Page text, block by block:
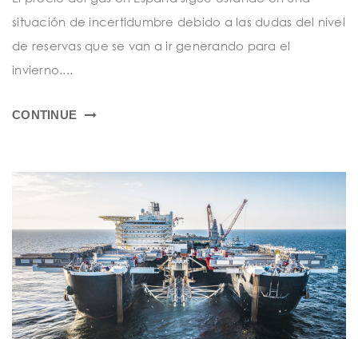
situación de incertidumbre debido a las dudas del nivel
de reservas que se van a ir generando para el
invierno....
CONTINUE